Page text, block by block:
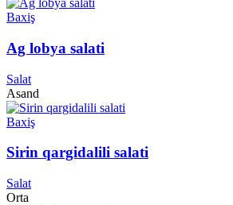
Baxiş
Ag lobya salati
Salat
Asand
Baxiş
Sirin qargidalili salati
Salat
Orta